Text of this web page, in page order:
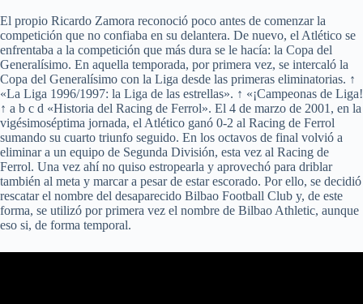
e
n
i
d
o
El propio Ricardo Zamora reconoció poco antes de comenzar la
competición que no confiaba en su delantera. De nuevo, el Atlético se
enfrentaba a la competición que más dura se le hacía: la Copa del
Generalísimo. En aquella temporada, por primera vez, se intercaló la
Copa del Generalísimo con la Liga desde las primeras eliminatorias. ↑
«La Liga 1996/1997: la Liga de las estrellas». ↑ «¡Campeonas de Liga!
↑ a b c d «Historia del Racing de Ferrol». El 4 de marzo de 2001, en la
vigésimoséptima jornada, el Atlético ganó 0-2 al Racing de Ferrol
sumando su cuarto triunfo seguido. En los octavos de final volvió a
eliminar a un equipo de Segunda División, esta vez al Racing de
Ferrol. Una vez ahí no quiso estropearla y aprovechó para driblar
también al meta y marcar a pesar de estar escorado. Por ello, se decidió
rescatar el nombre del desaparecido Bilbao Football Club y, de este
forma, se utilizó por primera vez el nombre de Bilbao Athletic, aunque
eso si, de forma temporal.